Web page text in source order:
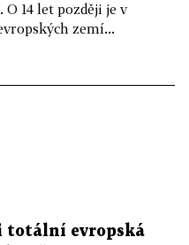
14 let později je v
zemí...
totální evropská